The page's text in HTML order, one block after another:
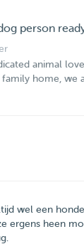
person
animal
home, we
wel een
ergens heen